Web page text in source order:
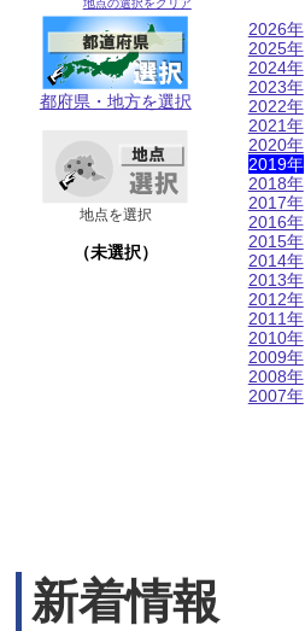
地点の選択をクリア
都府県・地方を選択
地点を選択
（未選択）
2026年
2025年
2024年
2023年
2022年
2021年
2020年
2019年
2018年
2017年
2016年
2015年
2014年
2013年
2012年
2011年
2010年
2009年
2008年
2007年
新着情報